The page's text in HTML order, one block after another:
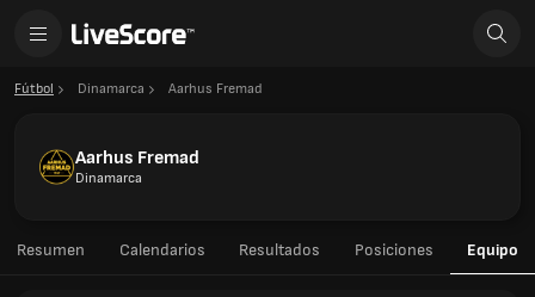
Fútbol Dinamarca Aarhus Fremad
Aarhus Fremad
Dinamarca
Resumen Calendarios Resultados Posiciones Equipo